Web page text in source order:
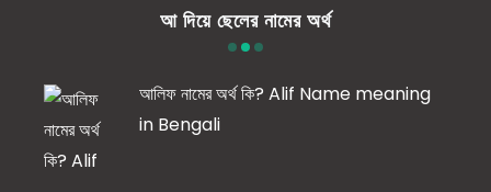
আ দিয়ে ছেলের নামের অর্থ
আলিফ নামের অর্থ কি? Alif Name meaning
in Bengali